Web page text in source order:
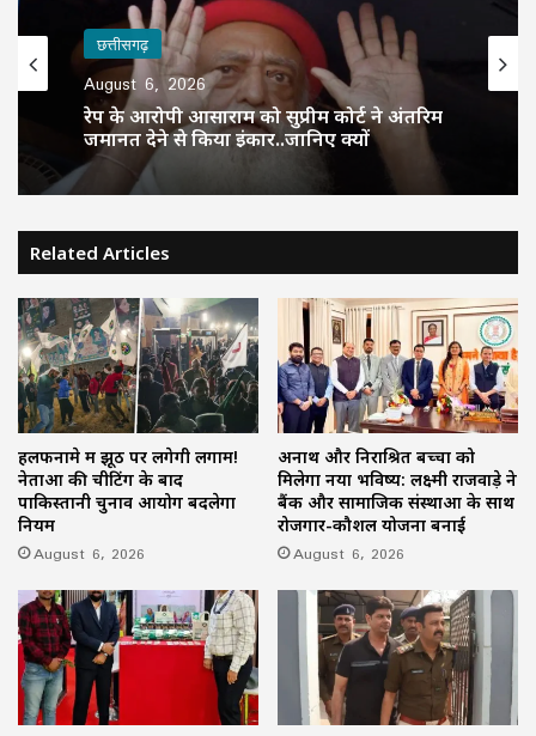
छत्तीसगढ़
August 6, 2026
रेप के आरोपी आसाराम को सुप्रीम कोर्ट ने अंतरिम
जमानत देने से किया इंकार..जानिए क्यों
Related Articles
हलफनामे में झूठ पर लगेगी लगाम!
नेताओं की चीटिंग के बाद
पाकिस्तानी चुनाव आयोग बदलेगा
नियम
August 6, 2026
अनाथ और निराश्रित बच्चों को
मिलेगा नया भविष्य: लक्ष्मी राजवाड़े ने
बैंक और सामाजिक संस्थाओं के साथ
रोजगार-कौशल योजना बनाई
August 6, 2026